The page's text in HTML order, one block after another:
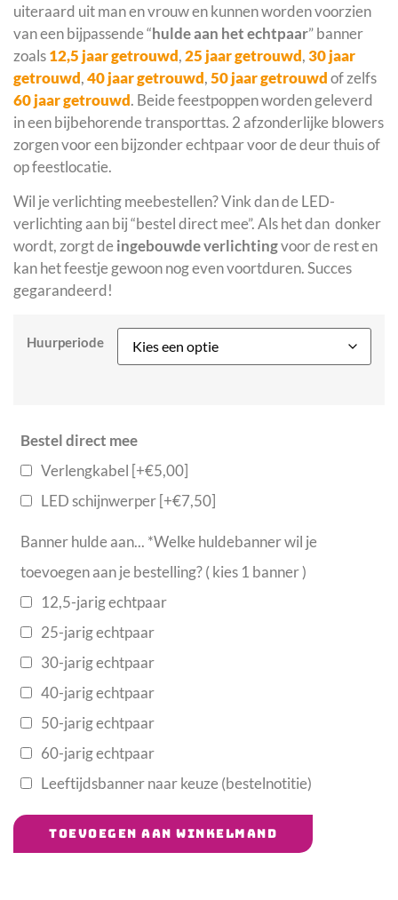
uiteraard uit man en vrouw en kunnen worden voorzien
van een bijpassende “hulde aan het echtpaar” banner
zoals12,5 jaar getrouwd,25 jaar getrouwd,30 jaar
getrouwd,40 jaar getrouwd,50 jaar getrouwdof zelfs
60 jaar getrouwd. Beide feestpoppen worden geleverd
in een bijbehorende transporttas. 2 afzonderlijke blowers
zorgen voor een bijzonder echtpaar voor de deur thuis of
op feestlocatie.
Wil je verlichting meebestellen? Vink dan de LED-
verlichting aan bij “bestel direct mee”. Als het dan donker
wordt, zorgt deingebouwde verlichtingvoor de rest en
kan het feestje gewoon nog even voortduren. Succes
gegarandeerd!
Huurperiode
Bestel direct mee
Verlengkabel [+€5,00]
LED schijnwerper[+€7,50]
Banner hulde aan... *Welke huldebanner wil je
toevoegen aan je bestelling? ( kies 1 banner )
12,5-jarig echtpaar
25-jarig echtpaar
30-jarig echtpaar
40-jarig echtpaar
50-jarig echtpaar
60-jarig echtpaar
Leeftijdsbanner naar keuze (bestelnotitie)
TOEVOEGEN AAN WINKELMAND